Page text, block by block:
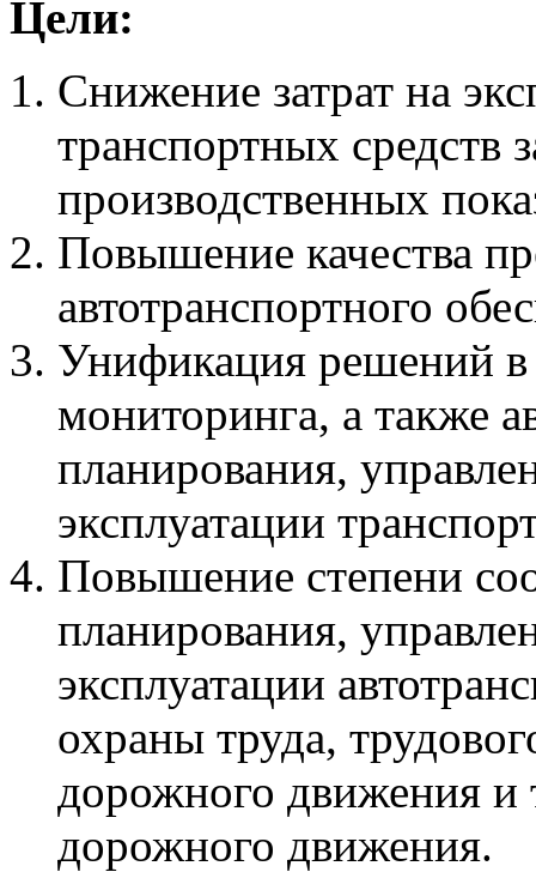
Цели:
Снижение затрат на
транспортных средств
производственных
Повышение качества
автотранспортного
Унификация решений в
мониторинга, а также
планирования,
эксплуатации
Повышение степени
планирования,
эксплуатации
охраны труда,
дорожного движения и
дорожного движения.